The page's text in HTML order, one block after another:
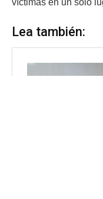
víctimas en un solo
Lea también: